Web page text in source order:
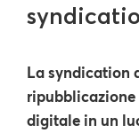
La syndication
digitale in un